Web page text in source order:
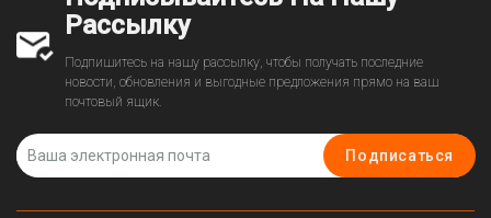
Рассылку
Подпишитесь на нашу рассылку, чтобы получать последние
новости, обновления и выгодные предложения прямо на ваш
почтовый ящик.
Подписаться